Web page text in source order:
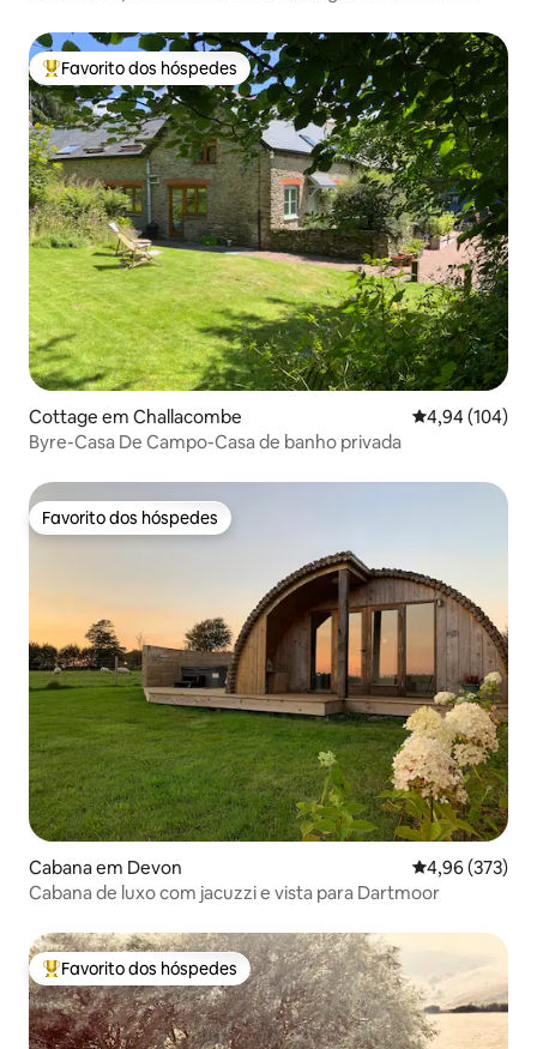
Favoritos dos hóspedes mais apreciados
Favorito dos hóspedes
Cottage em Challacombe Classificação
4,94 (104)
Byre-Casa De Campo-Casa de banho privada
Favorito dos hóspedes
Favorito dos hóspedes
Cabana em Devon Classificação
4,96 (373)
Cabana de luxo com jacuzzi e vista para Dartmoor
Favoritos dos hóspedes mais apreciados
Favorito dos hóspedes